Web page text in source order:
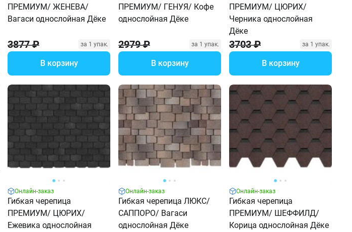
ПРЕМИУМ/ ЖЕНЕВА/
Вагаси однослойная Дёке
3877 ₽ за 1 упак.
В корзину
ПРЕМИУМ/ ГЕНУЯ/ Кофе
однослойная Дёке
2979 ₽ за 1 упак.
В корзину
ПРЕМИУМ/ ЦЮРИХ/
Черника однослойная
Дёке
3703 ₽ за 1 упак.
В корзину
Онлайн-заказ
Гибкая черепица
ПРЕМИУМ/ ЦЮРИХ/
Ежевика однослойная
Онлайн-заказ
Гибкая черепица ЛЮКС/
САППОРО/ Вагаси
однослойная Дёке
Онлайн-заказ
Гибкая черепица
ПРЕМИУМ/ ШЕФФИЛД/
Корица однослойная Дёке